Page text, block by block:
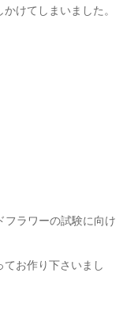
けてしまいました。
フラワーの試験に向け
お作り下さいまし